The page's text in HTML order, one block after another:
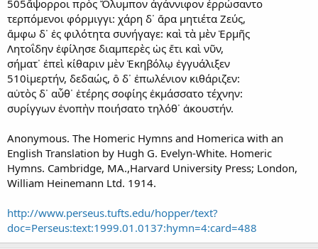
505ἄψορροι πρὸς Ὄλυμπον ἀγάννιφον ἐρρώσαντο
τερπόμενοι φόρμιγγι: χάρη δ᾽ ἄρα μητιέτα Ζεύς,
ἄμφω δ᾽ ἐς φιλότητα συνήγαγε: καὶ τὰ μὲν Ἑρμῆς
Λητοΐδην ἐφίλησε διαμπερὲς ὡς ἔτι καὶ νῦν,
σήματ᾽ ἐπεὶ κίθαριν μὲν Ἑκηβόλῳ ἐγγυάλιξεν
510ἱμερτήν, δεδαώς, ὃ δ᾽ ἐπωλένιον κιθάριζεν:
αὐτὸς δ᾽ αὖθ᾽ ἑτέρης σοφίης ἐκμάσσατο τέχνην:
συρίγγων ἐνοπὴν ποιήσατο τηλόθ᾽ ἀκουστήν.
Anonymous. The Homeric Hymns and Homerica with an
English Translation by Hugh G. Evelyn-White. Homeric
Hymns. Cambridge, MA.,Harvard University Press; London,
William Heinemann Ltd. 1914.
http://www.perseus.tufts.edu/hopper/text?
doc=Perseus:text:1999.01.0137:hymn=4:card=488